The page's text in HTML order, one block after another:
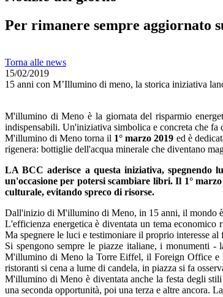
Per rimanere sempre aggiornato
Torna alle news
15/02/2019
15 anni con M’Illumino di meno, la storica iniziativa
M'illumino di Meno è la giornata del risparmio
indispensabili. Un'iniziativa simbolica e concreta che fa
M'illumino di Meno torna il 1° marzo 2019 ed è
rigenera: bottiglie dell'acqua minerale che diventano
LA BCC aderisce a questa iniziativa,
un'occasione per potersi scambiare libri. Il 1°
culturale, evitando spreco di risorse.
Dall'inizio di M'illumino di Meno, in 15 anni, il mondo
L'efficienza energetica è diventata un tema economico
Ma spegnere le luci e testimoniare il proprio interesse
Si spengono sempre le piazze italiane, i monumenti
M'illumino di Meno la Torre Eiffel, il Foreign Office e
ristoranti si cena a lume di candela, in piazza si fa
M'illumino di Meno è diventata anche la festa degli
una seconda opportunità, poi una terza e altre ancora.